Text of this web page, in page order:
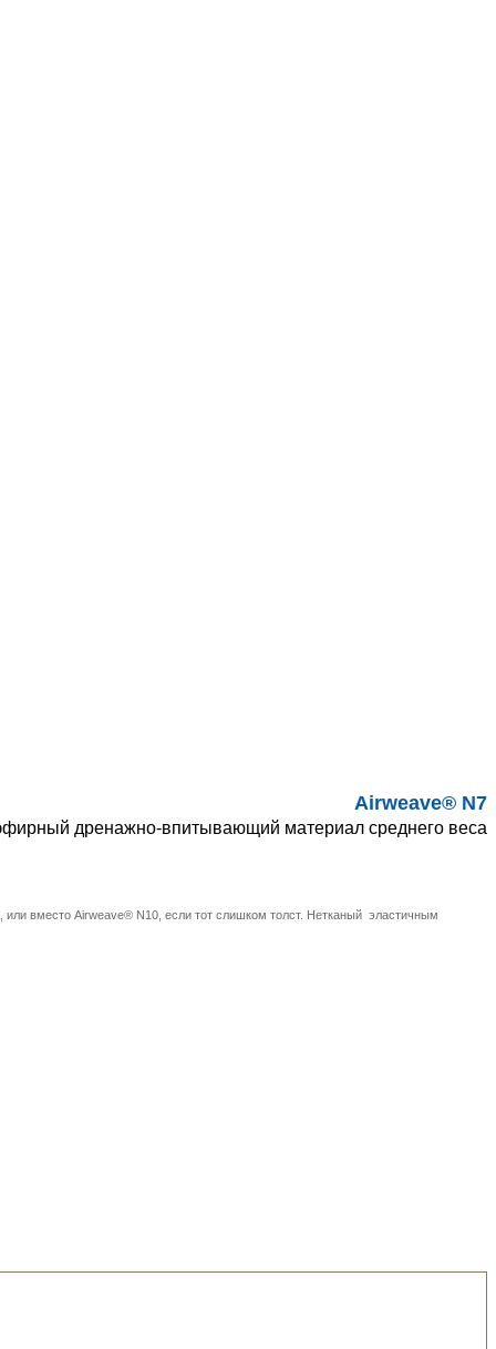
Airweave® N7
дренажно-впитывающий материал среднего веса
или вместо Airweave® N10, если тот слишком толст. Нетканый эластичным